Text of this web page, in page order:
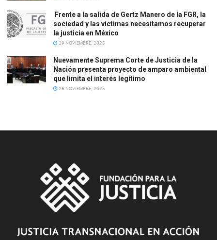
Frente a la salida de Gertz Manero de la FGR, la
sociedad y las víctimas necesitamos recuperar
la justicia en México
29 NOVIEMBRE, 2025
Nuevamente Suprema Corte de Justicia de la
Nación presenta proyecto de amparo ambiental
que limita el interés legítimo
26 NOVIEMBRE, 2025